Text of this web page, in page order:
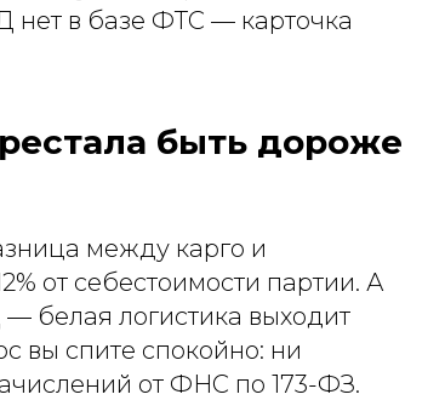
нет в базе ФТС — карточка
быть дороже
между карго и
от себестоимости партии. А
белая логистика выходит
вы спите спокойно: ни
от ФНС по 173-ФЗ.